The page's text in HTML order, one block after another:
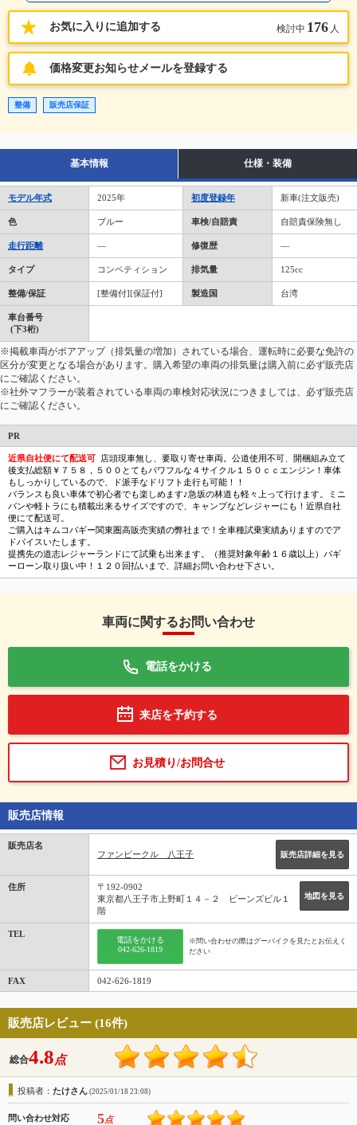
お気に入りに追加する 検討中 176 人
価格変更お知らせメールを登録する
整備 販売店保証
基本情報 仕様・装備
モデル年式 2025年 初度登録年 新車(注文販売)
色 ブルー 車検/自賠責 自賠責保険無し
走行距離 ― 修復歴 ―
タイプ コンペティション 排気量 125cc
整備/保証 [整備付][保証付] 製造国 台湾
車台番号
(下3桁)
※掲載車両がボアアップ（排気量の増加）されている場合、運転時に必要な免許の
区分が変更となる場合があります。購入希望の車両の排気量は購入前に必ず販売店
にご確認ください。
※社外マフラーが装着されている車両の車検対応状況につきましては、必ず販売店
にご確認ください。
PR
近県自社便にて配送可 店頭現車無し、要取り寄せ車両。公道使用不可、開梱組み立て
後支払総額￥７５８，５００とてもパワフルな４サイクル１５０ｃｃエンジン！車体
もしっかりしているので、ド派手なドリフト走行も可能！！
バランスも良い車体で初心者でも楽しめます♪急坂の林道も軽々上って行けます。ミニ
バンや軽トラにも積載出来るサイズですので、キャンプなどレジャーにも！近県自社
便にて配送可。
ご購入はキムコバギー関東圏高販売実績の弊社まで！全車種試乗実績ありますのでア
ドバイスいたします。
提携先の道志レジャーランドにて試乗も出来ます。（推奨対象年齢１６歳以上）バギ
ーローン取り扱い中！１２０回払いまで、詳細お問い合わせ下さい。
車両に関するお問い合わせ
電話をかける
来店を予約する
お見積り/お問合せ
販売店情報
販売店名
ファンビークル 八王子
販売店詳細を見る
住所
地図を見る
〒192-0902
東京都八王子市上野町１４－２ ビーンズビル１
階
TEL
電話をかける
042-626-1819
※問い合わせの際はグーバイクを見たとお伝えく
ださい
FAX 042-626-1819
販売店レビュー (16件)
総合4.8点
投稿者： たけさん (2025/01/18 23:08)
問い合わせ対応 5点